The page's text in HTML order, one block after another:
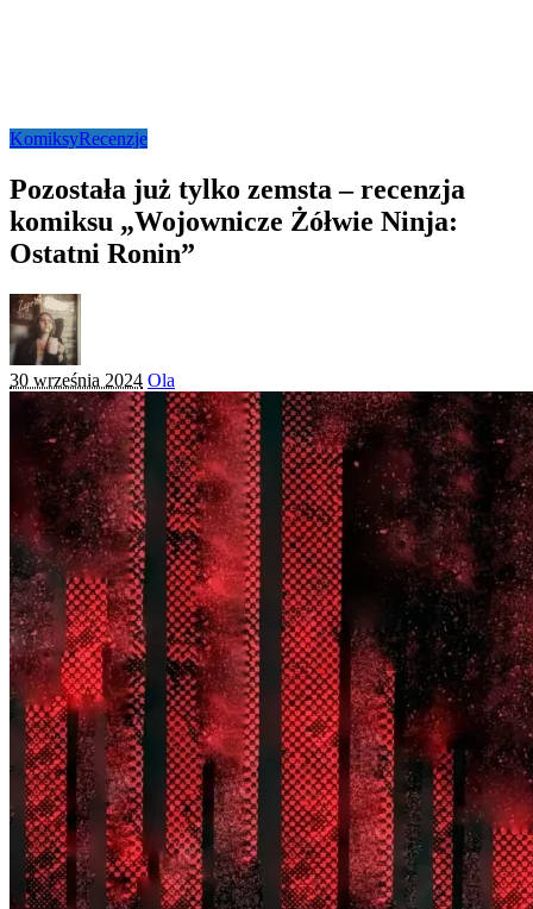
KomiksyRecenzje
Pozostała już tylko zemsta – recenzja
komiksu „Wojownicze Żółwie Ninja:
Ostatni Ronin”
30 września 2024 Posted
Ola